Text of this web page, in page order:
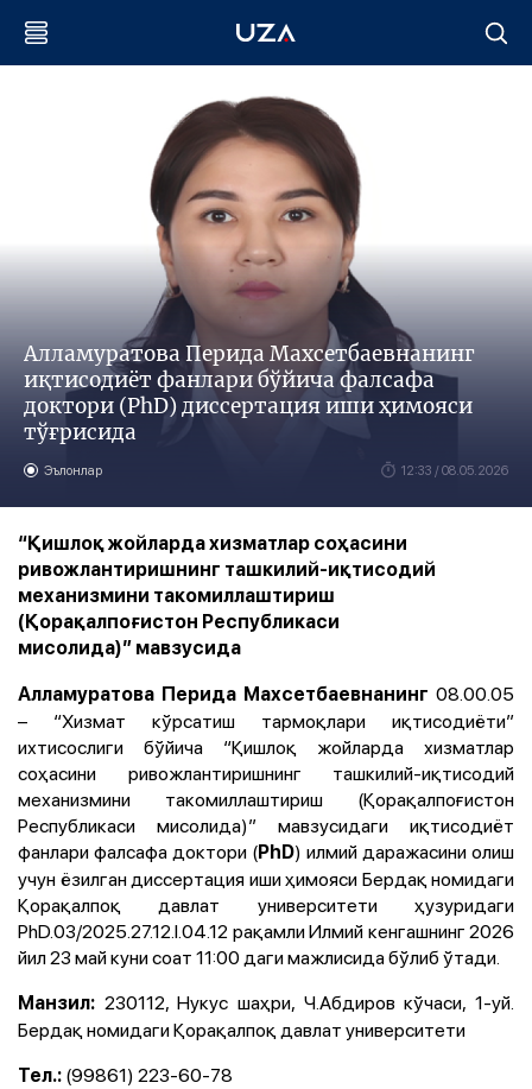
Алламуратова Перида Махсетбаевнанинг
иқтисодиёт фанлари бўйича фалсафа
доктори (PhD) диссертация иши ҳимояси
тўғрисида
Эълонлар 12:33 / 08.05.2026
“Қишлоқ жойларда хизматлар соҳасини
ривожлантиришнинг ташкилий-иқтисодий
механизмини такомиллаштириш
(Қорақалпоғистон Республикаси
мисолида)” мавзусида
Алламуратова Перида Махсетбаевнанинг 08.00.05
– “Хизмат кўрсатиш тармоқлари иқтисодиёти”
ихтисослиги бўйича “Қишлоқ жойларда хизматлар
соҳасини ривожлантиришнинг ташкилий-иқтисодий
механизмини такомиллаштириш (Қорақалпоғистон
Республикаси мисолида)” мавзусидаги иқтисодиёт
фанлари фалсафа доктори (PhD) илмий даражасини олиш
учун ёзилган диссертация иши ҳимоясиБердақ номидаги
Қорақалпоқ давлат университети ҳузуридаги
PhD.03/2025.27.12.I.04.12 рақамли Илмий кенгашнинг 2026
йил 23 май куни соат 11:00 даги мажлисида бўлиб ўтади.
Манзил: 230112, Нукус шаҳри, Ч.Aбдиров кўчаси, 1-уй.
Бердақ номидаги Қорақалпоқ давлат университети
Тел.: (99861) 223-60-78